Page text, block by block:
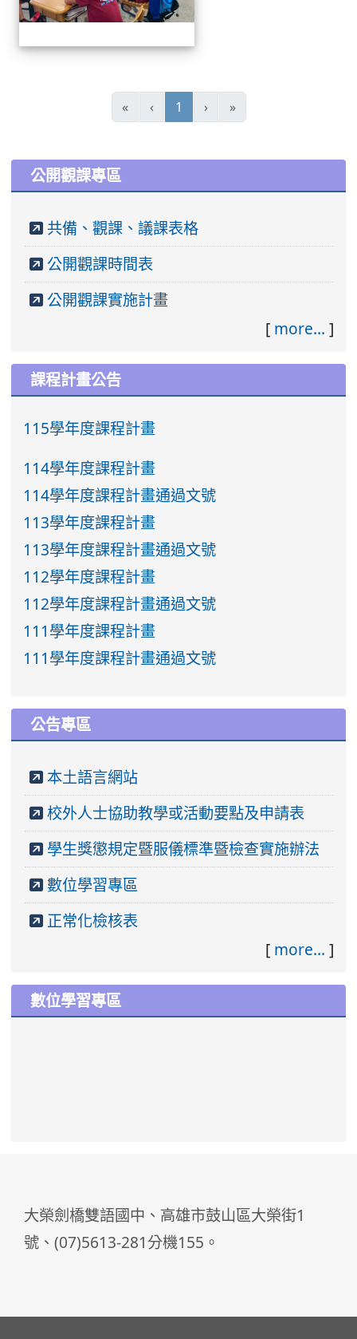
« ‹ 1 (current)
› »
公開觀課專區
共備、觀課、議課表格
公開觀課時間表
公開觀課實施計畫
[ more... ]
課程計畫公告
115學年度課程計畫
114學年度課程計畫
114學年度課程計畫通過文號
113學年度課程計畫
113學年度課程計畫通過文號
112學年度課程計畫
112學年度課程計畫通過文號
111學年度課程計畫
111學年度課程計畫通過文號
公告專區
本土語言網站
校外人士協助教學或活動要點及申請表
學生獎懲規定暨服儀標準暨檢查實施辦法
數位學習專區
正常化檢核表
[ more... ]
數位學習專區
大榮劍橋雙語國中、高雄市鼓山區大榮街1
號、(07)5613-281分機155。